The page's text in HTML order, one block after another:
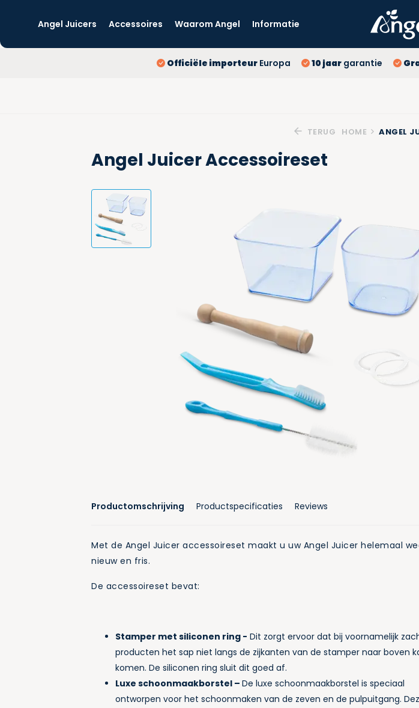
Angel Juicers Accessoires Waarom Angel Informatie
Officiële importeurEuropa 10 jaargarantie
TERUG HOME ANGEL
Angel Juicer Accessoireset
Productomschrijving Productspecificaties Reviews
Met de Angel Juicer accessoireset maakt u uw Angel Juicer helemaal
nieuw en fris.
De accessoireset bevat:
Stamper met siliconen ring - Dit zorgt ervoor dat bij voornamelijk
producten het sap niet langs de zijkanten van de stamper naar boven
komen. De siliconen ring sluit dit goed af.
Luxe schoonmaakborstel – De luxe schoonmaakborstel is speciaal
ontworpen voor het schoonmaken van de zeven en de pulpuitgang.